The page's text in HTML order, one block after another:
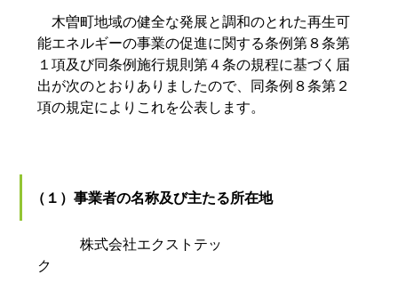
木曽町地域の健全な発展と調和のとれた再生可
能エネルギーの事業の促進に関する条例第８条第
１項及び同条例施行規則第４条の規程に基づく届
出が次のとおりありましたので、同条例８条第２
項の規定によりこれを公表します。
（１）事業者の名称及び主たる所在地
株式会社エクストテッ
ク